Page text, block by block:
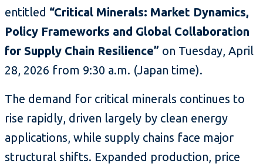
entitled “Critical Minerals: Market Dynamics,
Policy Frameworks and Global Collaboration
for Supply Chain Resilience” on Tuesday, April
28, 2026 from 9:30 a.m. (Japan time).
The demand for critical minerals continues to
rise rapidly, driven largely by clean energy
applications, while supply chains face major
structural shifts. Expanded production, price